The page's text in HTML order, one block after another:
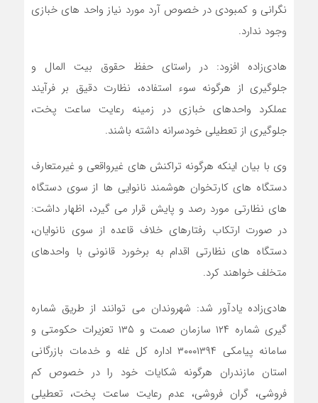
نگرانی و کمبودی در خصوص آرد مورد نیاز واحد های خبازی
وجود ندارد.
هادی‌زاده افزود: در راستای حفظ حقوق بیت المال و
جلوگیری از هرگونه سوء استفاده، نظارت دقیق بر فرآیند
عملکرد واحدهای خبازی در زمینه رعایت ساعت پخت،
جلوگیری از تعطیلی خودسرانه داشته باشند.
وی با بیان اینکه هرگونه تراکنش های غیرواقعی و غیرمتعارف
دستگاه های کارتخوان هوشمند نانوایی ها از سوی دستگاه
های نظارتی مورد رصد و پایش قرار می گیرد، اظهار داشت:
در صورت ارتکاب رفتارهای خلاف قاعده از سوی نانوایان،
دستگاه های نظارتی اقدام به برخورد قانونی با واحدهای
متخلف خواهند کرد.
هادی‌زاده یادآور شد: شهروندان می توانند از طریق شماره
گیری شماره ۱۲۴ سازمان صمت و ۱۳۵ تعزیرات حکومتی و
سامانه پیامکی ۳۰۰۰۱۳۹۴ اداره کل غله و خدمات بازرگانی
استان مازندران هرگونه شکایات خود را در خصوص کم
فروشی، گران فروشی، عدم رعایت ساعت پخت، تعطیلی